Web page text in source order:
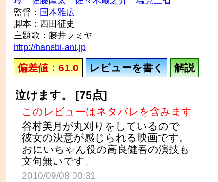
監督： 国本雅広
脚本：西田征史
主題歌：藤井フミヤ
http://hanabi-ani.jp
偏差値：61.0 レビューを書く 解説
泣けます。 [75点]
このレビューはネタバレを含みます
谷村美月が丸刈りをしているので
彼女の決意が感じられる映画です。
おにいちゃん役の高良健吾の演技も
文句無いです。
2010/09/08 00:31